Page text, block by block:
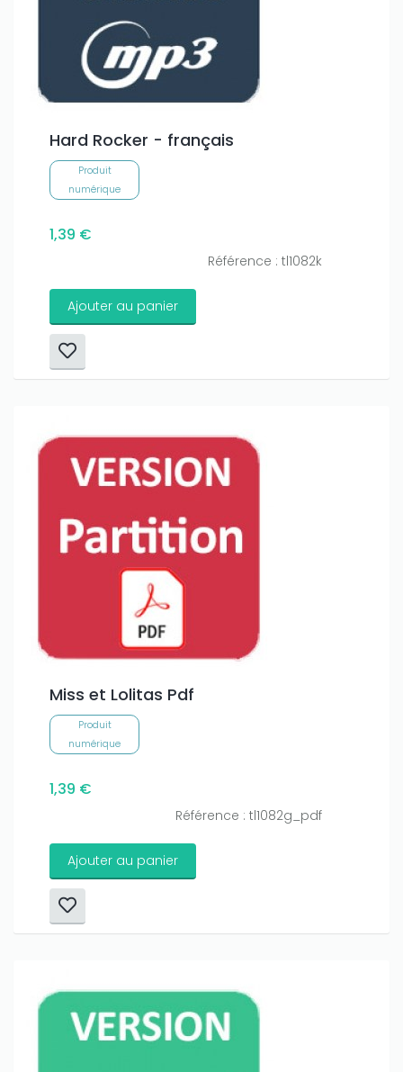
Hard Rocker - français
Produit
numérique
1,39 €
Référence : tl1082k
Ajouter au panier
Miss et Lolitas Pdf
Produit
numérique
1,39 €
Référence : tl1082g_pdf
Ajouter au panier